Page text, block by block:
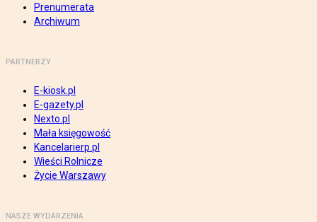
Prenumerata
Archiwum
PARTNERZY
E-kiosk.pl
E-gazety.pl
Nexto.pl
Mała księgowość
Kancelarierp.pl
Wieści Rolnicze
Życie Warszawy
NASZE WYDARZENIA